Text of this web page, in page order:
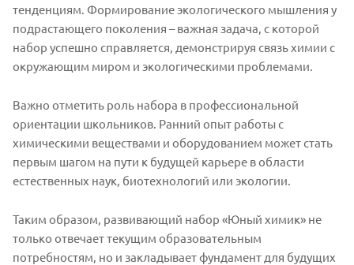
тенденциям. Формирование экологического мышления у
подрастающего поколения – важная задача, с которой
набор успешно справляется, демонстрируя связь химии с
окружающим миром и экологическими проблемами.
Важно отметить роль набора в профессиональной
ориентации школьников. Ранний опыт работы с
химическими веществами и оборудованием может стать
первым шагом на пути к будущей карьере в области
естественных наук, биотехнологий или экологии.
Таким образом, развивающий набор «Юный химик» не
только отвечает текущим образовательным
потребностям, но и закладывает фундамент для будущих